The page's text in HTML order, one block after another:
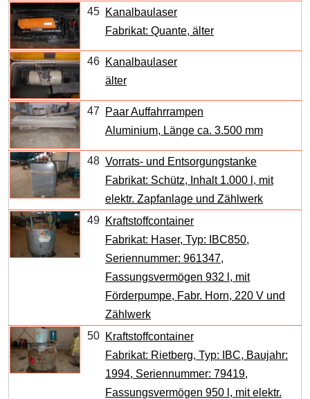
45 Kanalbaulaser
Fabrikat: Quante, älter
46 Kanalbaulaser
älter
47
Paar Auffahrrampen
Aluminium, Länge ca. 3.500 mm
48 Vorrats- und Entsorgungstanke
Fabrikat: Schütz, Inhalt 1.000 l, mit
elektr. Zapfanlage und Zählwerk
49 Kraftstoffcontainer
Fabrikat: Haser, Typ: IBC850,
Seriennummer: 961347,
Fassungsvermögen 932 l, mit
Förderpumpe, Fabr. Horn, 220 V und
Zählwerk
50 Kraftstoffcontainer
Fabrikat: Rietberg, Typ: IBC, Baujahr:
1994, Seriennummer: 79419,
Fassungsvermögen 950 l, mit elektr.